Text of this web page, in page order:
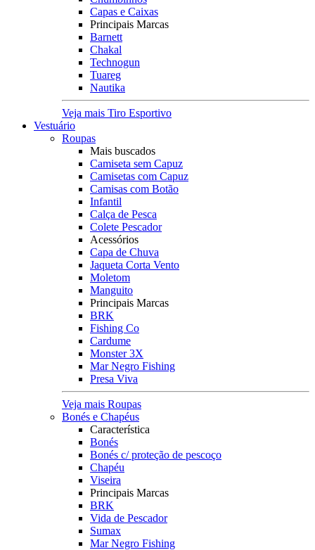
Capas e Caixas
Principais Marcas
Barnett
Chakal
Technogun
Tuareg
Nautika
Veja mais Tiro Esportivo
Vestuário
Roupas
Mais buscados
Camiseta sem Capuz
Camisetas com Capuz
Camisas com Botão
Infantil
Calça de Pesca
Colete Pescador
Acessórios
Capa de Chuva
Jaqueta Corta Vento
Moletom
Manguito
Principais Marcas
BRK
Fishing Co
Cardume
Monster 3X
Mar Negro Fishing
Presa Viva
Veja mais Roupas
Bonés e Chapéus
Característica
Bonés
Bonés c/ proteção de pescoço
Chapéu
Viseira
Principais Marcas
BRK
Vida de Pescador
Sumax
Mar Negro Fishing